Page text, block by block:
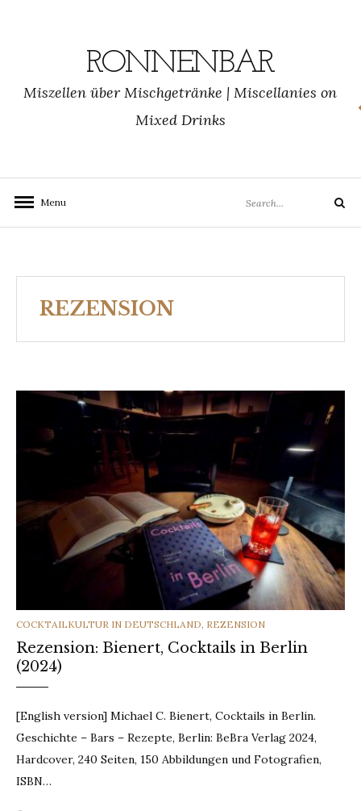
RONNENBAR
Miszellen über Mischgetränke | Miscellanies on
Mixed Drinks
Menu
for:
Search
REZENSION
CATEGORIES
COCKTAILKULTUR IN DEUTSCHLAND, REZENSION
Rezension: Bienert, Cocktails in Berlin
(2024)
[English version] Michael C. Bienert, Cocktails in Berlin.
Geschichte – Bars – Rezepte, Berlin: BeBra Verlag 2024,
Hardcover, 240 Seiten, 150 Abbildungen und Fotografien,
ISBN…